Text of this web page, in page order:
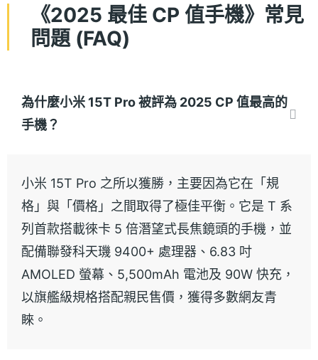
《2025 最佳 CP 值手機》常見
問題 (FAQ)
為什麼小米 15T Pro 被評為 2025 CP 值最高的
手機？
小米 15T Pro 之所以獲勝，主要因為它在「規
格」與「價格」之間取得了極佳平衡。它是 T 系
列首款搭載徠卡 5 倍潛望式長焦鏡頭的手機，並
配備聯發科天璣 9400+ 處理器、6.83 吋
AMOLED 螢幕、5,500mAh 電池及 90W 快充，
以旗艦級規格搭配親民售價，獲得多數網友青
睞。